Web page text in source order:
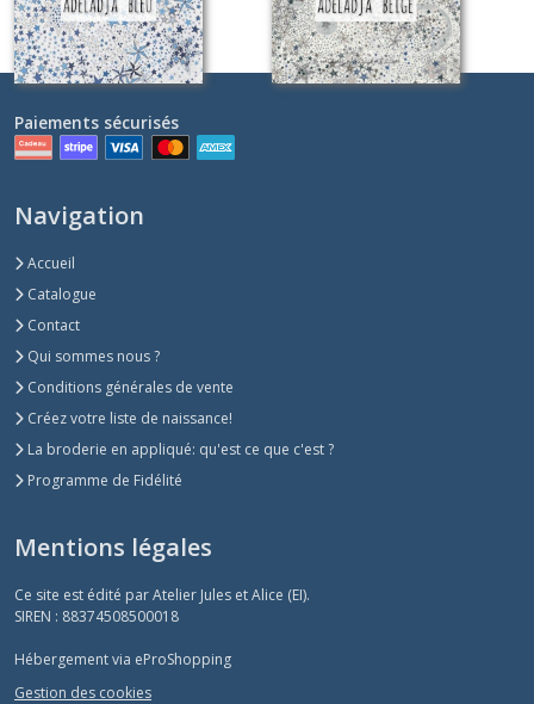
Les
CIARA
(2)
Les
HILL
(3)
Les
Les
(4)
PHOEBE
THEO
(2)
Paiements sécurisés
Navigation
Accueil
Catalogue
Contact
Qui sommes nous ?
Conditions générales de vente
Créez votre liste de naissance!
La broderie en appliqué: qu'est ce que c'est ?
Programme de Fidélité
Mentions légales
Ce site est édité par Atelier Jules et Alice (EI).
SIREN : 88374508500018
Hébergement via eProShopping
Gestion des cookies